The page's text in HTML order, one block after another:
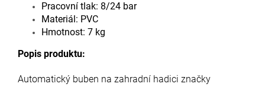
Pracovní tlak: 8/24 bar
Materiál: PVC
Hmotnost: 7 kg
Popis produktu:
Automatický buben na zahradní hadici značky